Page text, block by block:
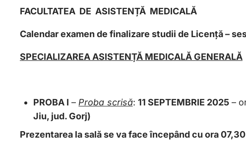
FACULTATEA DE ASISTENȚĂ MEDICALĂ
Calendar examen de finalizare studii de Licență –
SPECIALIZAREA ASISTENȚĂ MEDICALĂ GENERALĂ
PROBA I – Proba scrisă: 11 SEPTEMBRIE 2025–
Jiu, jud. Gorj)
Prezentarea la sală se va face începând cu